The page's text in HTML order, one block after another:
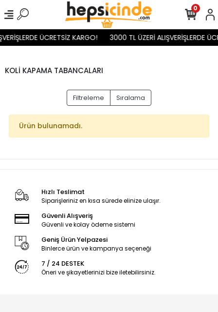
ÜCRETSİZ KARGO! 3000 TL ÜZERİ ALIŞVERİŞLERDE
0
KOLİ KAPAMA TABANCALARI
Filtreleme Sıralama
Ürün bulunamadı.
Hızlı Teslimat
Siparişleriniz en kısa sürede elinize ulaşır.
Güvenli Alışveriş
Güvenli ve kolay ödeme sistemi
Geniş Ürün Yelpazesi
Binlerce ürün ve kampanya seçeneği
7 / 24 DESTEK
Öneri ve şikayetlerinizi bize iletebilirsiniz.